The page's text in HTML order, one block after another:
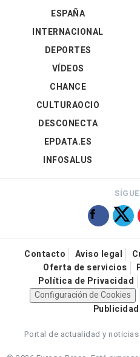
ESPAÑA
INTERNACIONAL
DEPORTES
VÍDEOS
CHANCE
CULTURAOCIO
DESCONECTA
EPDATA.ES
INFOSALUS
Contacto Aviso legal
Oferta de servicios
Política de Privacidad
Configuración de Cookies
Portal de actualidad y